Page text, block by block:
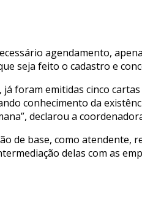
agendamento,
seja feito o cadastro e
foram emitidas cinco
conhecimento da
declarou a
base, como atendente,
delas com as